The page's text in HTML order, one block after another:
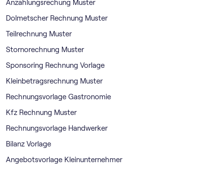
Anzahlungsrechung Muster
Dolmetscher Rechnung Muster
Teilrechnung Muster
Stornorechnung Muster
Sponsoring Rechnung Vorlage
Kleinbetragsrechnung Muster
Rechnungsvorlage Gastronomie
Kfz Rechnung Muster
Rechnungsvorlage Handwerker
Bilanz Vorlage
Angebotsvorlage Kleinunternehmer